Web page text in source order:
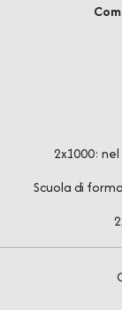
2x1000:
Scuola di